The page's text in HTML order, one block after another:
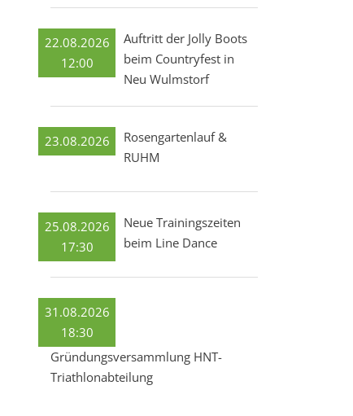
22.08.2026
12:00
Auftritt der Jolly Boots
beim Countryfest in
Neu Wulmstorf
23.08.2026
Rosengartenlauf &
RUHM
25.08.2026
17:30
Neue Trainingszeiten
beim Line Dance
31.08.2026
18:30
Gründungsversammlung HNT-
Triathlonabteilung